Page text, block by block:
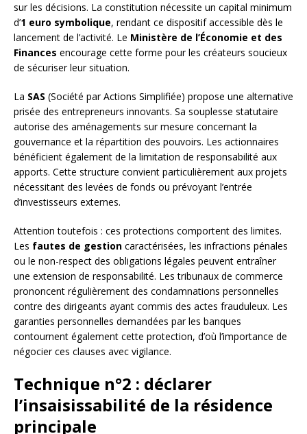
sur les décisions. La constitution nécessite un capital minimum
d’1 euro symbolique, rendant ce dispositif accessible dès le
lancement de l’activité. Le Ministère de l’Économie et des
Finances encourage cette forme pour les créateurs soucieux
de sécuriser leur situation.
La SAS (Société par Actions Simplifiée) propose une alternative
prisée des entrepreneurs innovants. Sa souplesse statutaire
autorise des aménagements sur mesure concernant la
gouvernance et la répartition des pouvoirs. Les actionnaires
bénéficient également de la limitation de responsabilité aux
apports. Cette structure convient particulièrement aux projets
nécessitant des levées de fonds ou prévoyant l’entrée
d’investisseurs externes.
Attention toutefois : ces protections comportent des limites.
Les fautes de gestion caractérisées, les infractions pénales
ou le non-respect des obligations légales peuvent entraîner
une extension de responsabilité. Les tribunaux de commerce
prononcent régulièrement des condamnations personnelles
contre des dirigeants ayant commis des actes frauduleux. Les
garanties personnelles demandées par les banques
contournent également cette protection, d’où l’importance de
négocier ces clauses avec vigilance.
Technique n°2 : déclarer
l’insaisissabilité de la résidence
principale